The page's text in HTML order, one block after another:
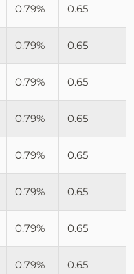
0.79% 0.65
0.79% 0.65
0.79% 0.65
0.79% 0.65
0.79% 0.65
0.79% 0.65
0.79% 0.65
0.79% 0.65